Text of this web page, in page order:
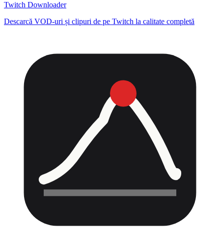
Twitch Downloader
Descarcă VOD-uri și clipuri de pe Twitch la calitate completă